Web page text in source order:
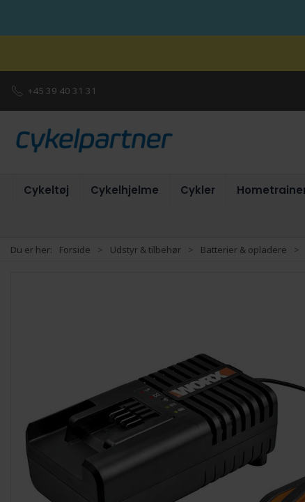
+45 39 40 31 31
Cykeltøj Cykelhjelme Cykler
Du er her: Forside Udstyr & tilbehør Batterier & opladere